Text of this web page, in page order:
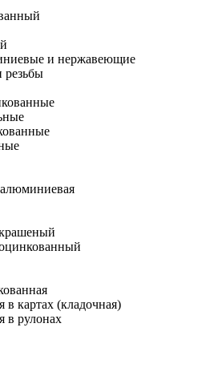
и нержавеющие
резьбы
в картах (кладочная)
в рулонах